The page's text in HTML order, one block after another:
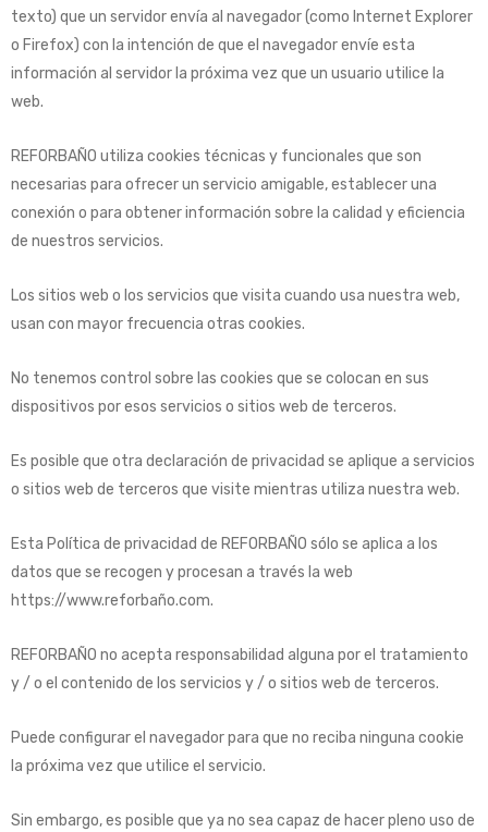
texto) que un servidor envía al navegador (como Internet Explorer
o Firefox) con la intención de que el navegador envíe esta
información al servidor la próxima vez que un usuario utilice la
web.
REFORBAÑO utiliza cookies técnicas y funcionales que son
necesarias para ofrecer un servicio amigable, establecer una
conexión o para obtener información sobre la calidad y eficiencia
de nuestros servicios.
Los sitios web o los servicios que visita cuando usa nuestra web,
usan con mayor frecuencia otras cookies.
No tenemos control sobre las cookies que se colocan en sus
dispositivos por esos servicios o sitios web de terceros.
Es posible que otra declaración de privacidad se aplique a servicios
o sitios web de terceros que visite mientras utiliza nuestra web.
Esta Política de privacidad de REFORBAÑO sólo se aplica a los
datos que se recogen y procesan a través la web
https://www.reforbaño.com.
REFORBAÑO no acepta responsabilidad alguna por el tratamiento
y / o el contenido de los servicios y / o sitios web de terceros.
Puede configurar el navegador para que no reciba ninguna cookie
la próxima vez que utilice el servicio.
Sin embargo, es posible que ya no sea capaz de hacer pleno uso de